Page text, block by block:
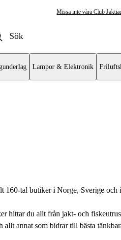
Missa inte våra Club
Lampor & Elektronik
160-tal butiker i Norge, Sverige och i
hittar du allt från jakt- och
annat som bidrar till bästa